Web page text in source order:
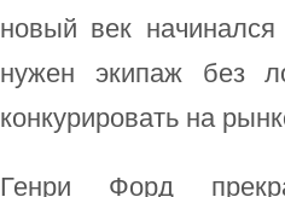
новый век
нужен экипаж без
конкурировать на
Генри Форд